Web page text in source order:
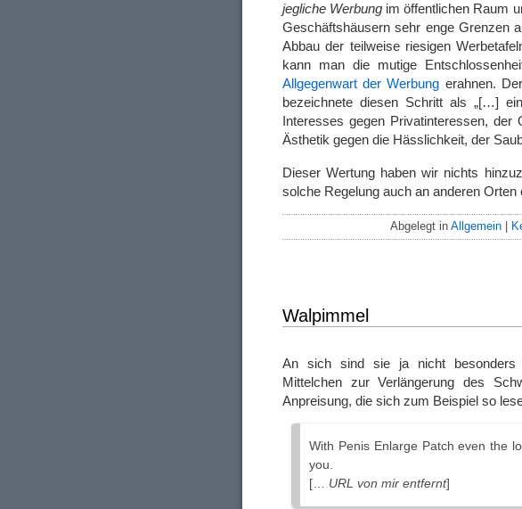
jegliche Werbung im öffentlichen Raum
Geschäftshäusern sehr enge Grenzen
Abbau der teilweise riesigen
kann man die mutige
Allgegenwart der Werbung erahnen.
bezeichnete diesen Schritt als „[…]
Interesses gegen Privatinteressen, der
Ästhetik gegen die Hässlichkeit, der
Dieser Wertung haben wir nichts
solche Regelung auch an anderen
Abgelegt in Allgemein
Walpimmel
An sich sind sie ja nicht besonders
Mittelchen zur Verlängerung des
Anpreisung, die sich zum Beispiel so
With Penis Enlarge Patch even the
you.
[… URL von mir entfernt]